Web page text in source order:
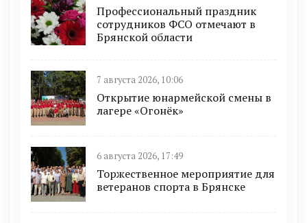
Профессиональный праздник
сотрудников ФСО отмечают в
Брянской области
7 августа 2026, 10:06
Открытие юнармейской смены в
лагере «Огонёк»
6 августа 2026, 17:49
Торжественное мероприятие для
ветеранов спорта в Брянске